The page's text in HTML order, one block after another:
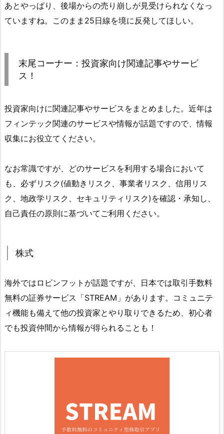
あとやっぱり、後場からの売り崩しが見受けられなくなっ
ていますね。このまま25日線を境に反発してほしい。
末尾コーナー：投資家向け関連記事やサービ
ス！
投資家向けに関連記事やサービスをまとめました。近年は
フィンテック関連のサービスや情報が話題ですので、情報
収集にお役立てください。
なお常識ですが、どのサービスを利用する場合において
も、必ずリスク(値動きリスク、事業者リスク、信用リス
ク、地政学リスク、セキュリティリスク)を確認・承知し、
自己責任の原則に基づいてご利用ください。
株式
海外ではロビンフットが話題ですが、日本では取引手数料
無料の証券サービス「STREAM」があります。コミュニテ
ィ機能も備えて他の投資家とやり取りできるため、初心者
でも投資仲間から情報が得られることも！